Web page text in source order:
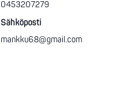
0453207279
Sähköposti
mankku68@gmail.com